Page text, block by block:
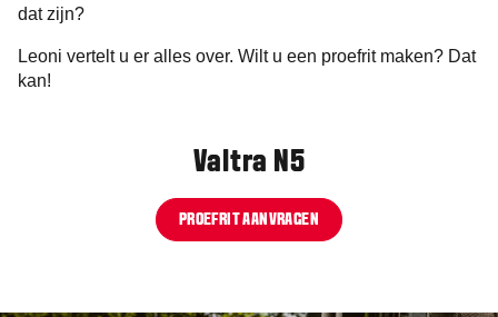
dat zijn?
Leoni vertelt u er alles over. Wilt u een proefrit maken? Dat
kan!
Valtra N5
PROEFRIT AANVRAGEN